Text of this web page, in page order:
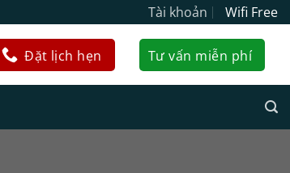
Tài khoản Wifi Free
Đặt lịch hẹn Tư vấn miễn phí